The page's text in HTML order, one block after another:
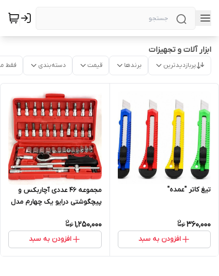
ابزار آلات و تجهیزات
پربازدیدترین برندها قیمت دسته‌بندی فقط
تیغ کاتر "عمده"
360,000
افزودن به سبد
مجموعه 46 عددی آچاربکس و
پیچگوشتی درایو یک چهارم مدل
1,250,000
افزودن به سبد